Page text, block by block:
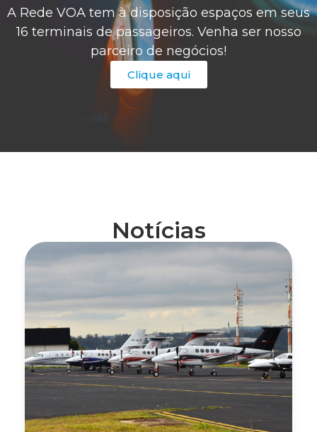
A Rede VOA tem à disposição espaços em seus
16 terminais de passageiros. Venha ser nosso
parceiro de negócios!
Clique aqui
Notícias